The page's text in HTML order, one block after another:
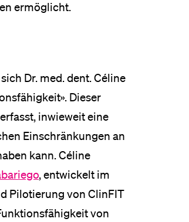
ermöglicht.
Dr. med. dent. Céline
Dieser
inwieweit eine
Einschränkungen an
kann. Céline
, entwickelt im
Pilotierung von ClinFIT
von